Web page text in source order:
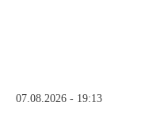
07.08.2026 - 19:13